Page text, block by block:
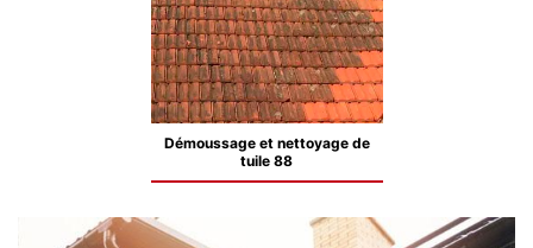
Démoussage et nettoyage de
tuile 88